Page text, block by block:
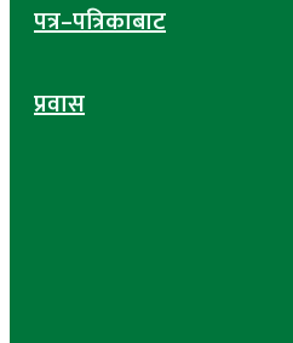
पत्र–पत्रिकाबाट
प्रवास